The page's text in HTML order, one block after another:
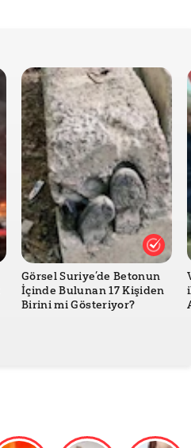
Görsel Suriye’de Betonun
İçinde Bulunan 17 Kişiden
Birini mi Gösteriyor?